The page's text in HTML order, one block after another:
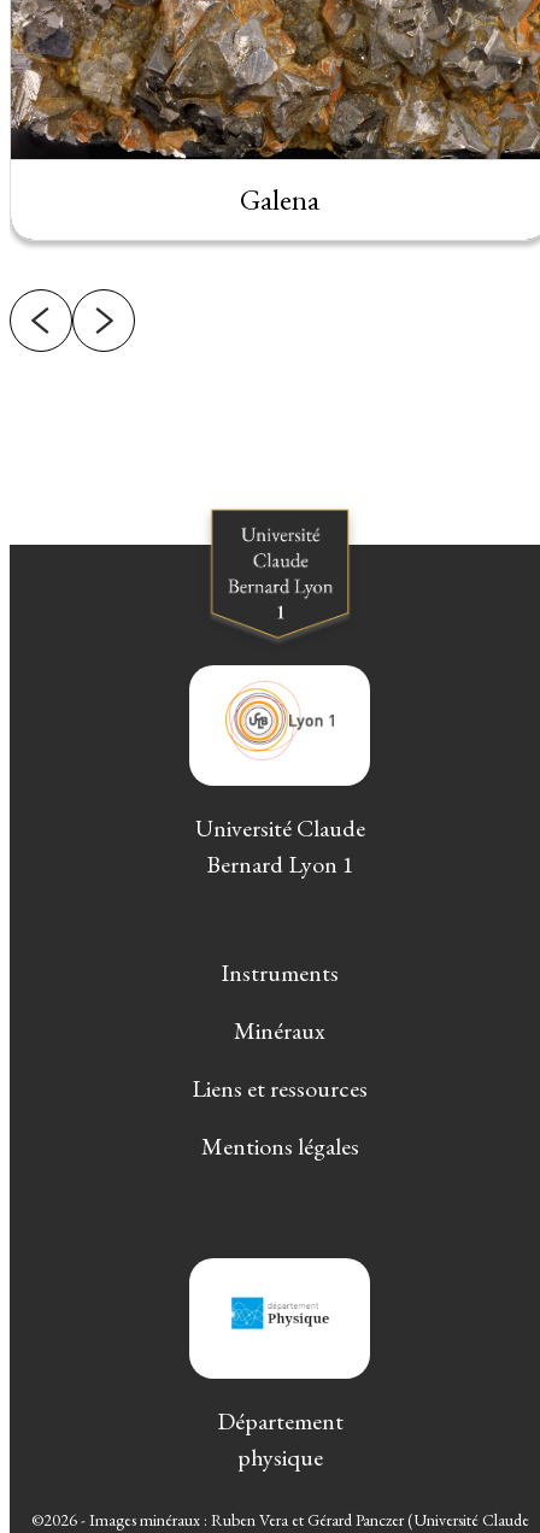
Galena
Université Claude
Bernard Lyon 1
Instruments
Minéraux
Liens et ressources
Mentions légales
Département
physique
©2026 - Images minéraux : Ruben Vera et Gérard Panczer (Université Claude